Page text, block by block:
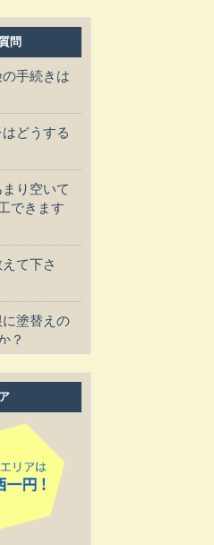
問
手続きは
どうする
り空いて
できます
て下さ
塗替えの
？
節はあり
したらい
事や相談
うすれば